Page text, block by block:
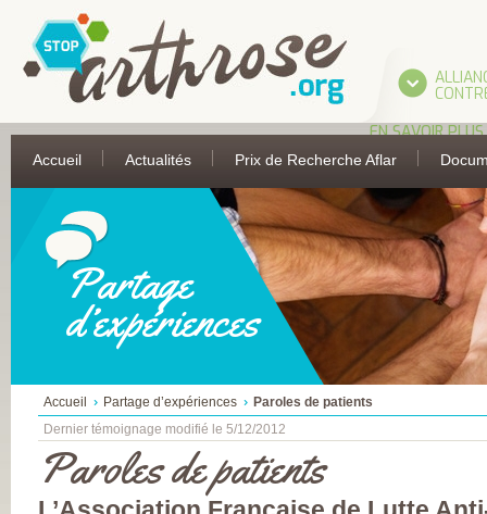
EN SAVOIR PLUS
L’ALLIANCE
UNE INITIATIVE
LES PARTIES
PRENANTES DE
L’ALLIANCE
ASSOCIATION
FRANÇAISE DE
ANTI-
ASSOCIATION
FRANÇAISE
RECHERCHE
THERMALE
COLLÈGE
DES MÉDECINS
COMITÉ
SANITAIRE ET
(CESPHARM)
Accueil Actualités Prix de Recherche Aflar
Partage
d’expériences
Accueil Partage d’expériences
Paroles de patients
Dernier témoignage modifié le 5/12/2012
Paroles de patients